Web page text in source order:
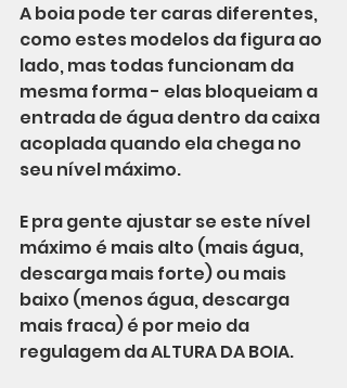
A boia pode ter caras diferentes,
como estes modelos da figura ao
lado, mas todas funcionam da
mesma forma - elas bloqueiam a
entrada de água dentro da caixa
acoplada quando ela chega no
seu nível máximo.
E pra gente ajustar se este nível
máximo é mais alto (mais água,
descarga mais forte) ou mais
baixo (menos água, descarga
mais fraca) é por meio da
regulagem da ALTURA DA BOIA.